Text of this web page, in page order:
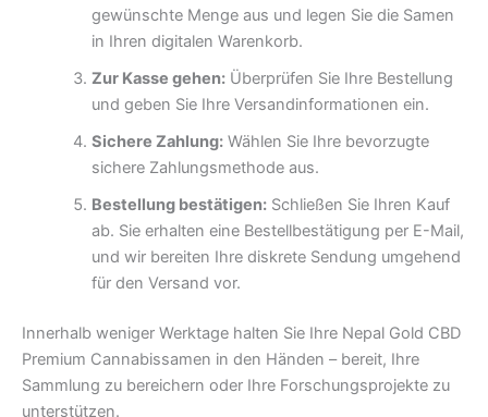
gewünschte Menge aus und legen Sie die Samen
in Ihren digitalen Warenkorb.
Zur Kasse gehen:Überprüfen Sie Ihre Bestellung
und geben Sie Ihre Versandinformationen ein.
Sichere Zahlung:Wählen Sie Ihre bevorzugte
sichere Zahlungsmethode aus.
Bestellung bestätigen:Schließen Sie Ihren Kauf
ab. Sie erhalten eine Bestellbestätigung per E-Mail,
und wir bereiten Ihre diskrete Sendung umgehend
für den Versand vor.
Innerhalb weniger Werktage halten Sie Ihre Nepal Gold CBD
Premium Cannabissamen in den Händen – bereit, Ihre
Sammlung zu bereichern oder Ihre Forschungsprojekte zu
unterstützen.